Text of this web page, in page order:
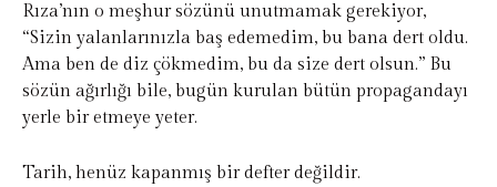
Rıza’nın o meşhur sözünü unutmamak gerekiyor,
“Sizin yalanlarınızla baş edemedim, bu bana dert oldu.
Ama ben de diz çökmedim, bu da size dert olsun.” Bu
sözün ağırlığı bile, bugün kurulan bütün propagandayı
yerle bir etmeye yeter.
Tarih, henüz kapanmış bir defter değildir.